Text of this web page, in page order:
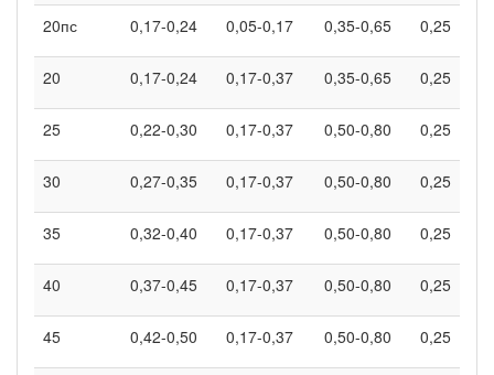
20пс 0,17-0,24 0,05-0,17 0,35-0,65 0,25
20 0,17-0,24 0,17-0,37 0,35-0,65 0,25
25 0,22-0,30 0,17-0,37 0,50-0,80 0,25
30 0,27-0,35 0,17-0,37 0,50-0,80 0,25
35 0,32-0,40 0,17-0,37 0,50-0,80 0,25
40 0,37-0,45 0,17-0,37 0,50-0,80 0,25
45 0,42-0,50 0,17-0,37 0,50-0,80 0,25